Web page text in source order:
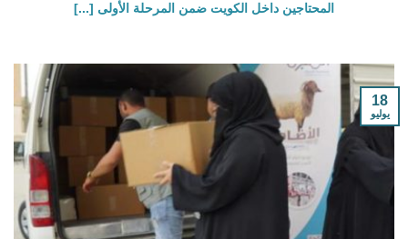
المحتاجين داخل الكويت ضمن المرحلة الأولى [...]
18
يوليو